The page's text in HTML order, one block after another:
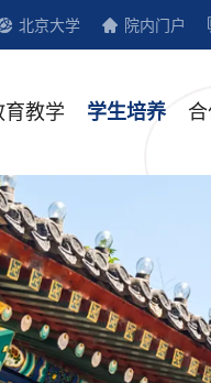
北京大学 院内门户
育教学 学生培养